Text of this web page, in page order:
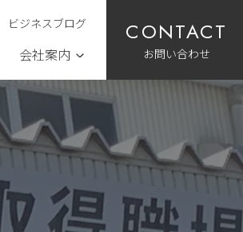
ビジネスブログ
お問い合わせ
会社案内